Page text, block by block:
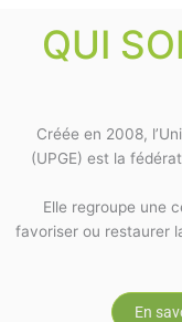
QUI
Créée en 2008,
(UPGE) est la
Elle regroupe une
favoriser ou restaurer
En